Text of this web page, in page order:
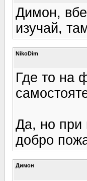
Димон,
изучай,
NikoDim
Где то на
Да, но при
добро
Димон